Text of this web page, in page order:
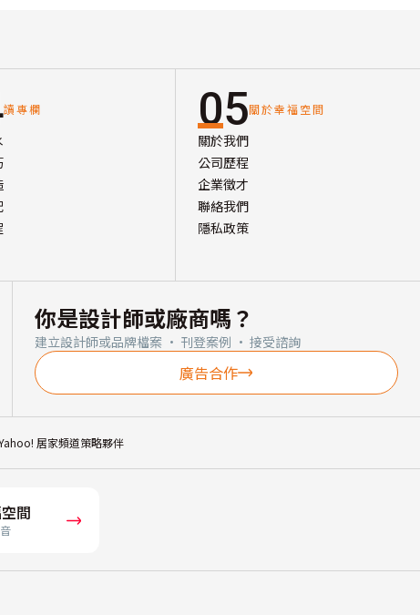
讀專欄 05關於幸福空間
關於我們
公司歷程
企業徵才
聯絡我們
隱私政策
你是設計師或廠商嗎？
建立設計師或品牌檔案 · 刊登案例 · 接受諮詢
廣告合作
居家頻道策略夥伴
間